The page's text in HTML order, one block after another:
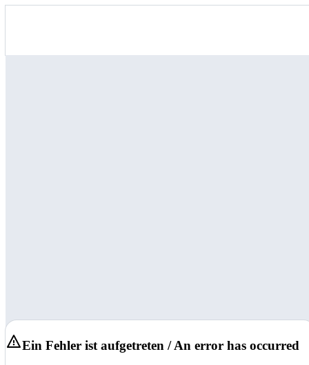
Ein Fehler ist aufgetreten / An error has occurred